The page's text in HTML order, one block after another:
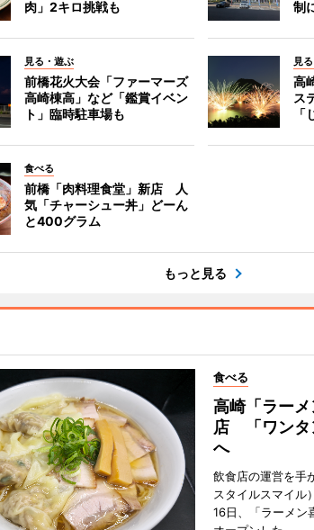
肉」2キロ挑戦も
制
見る・遊ぶ
前橋花火大会「ファーマーズ
高崎棟高」など「鑑賞イベン
ト」臨時駐車場も
見
高
ス
「
食べる
前橋「肉料理食堂」新店 人
気「チャーシュー丼」どーん
と400グラム
もっと見る
食べる
高崎「ラー
店 「ワンタ
へ
飲食店の運営を手
スタイルスマイル
16日、「ラーメン